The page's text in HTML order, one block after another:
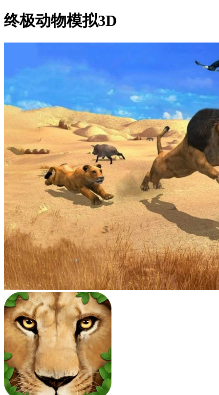
终极动物模拟3D